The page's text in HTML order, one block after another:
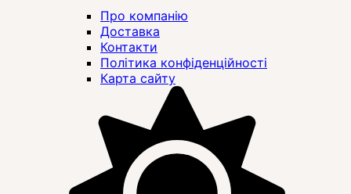
Про компанію
Доставка
Контакти
Політика конфіденційності
Карта сайту